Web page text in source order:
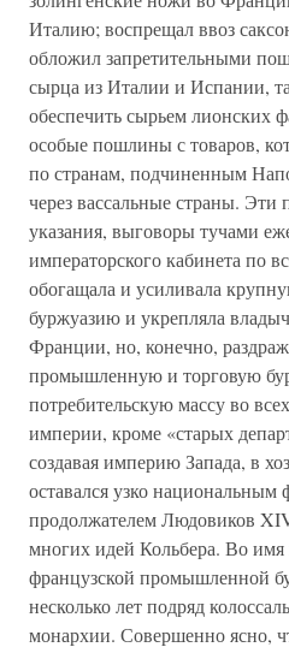
Италию; воспрещал ввоз
обложил запретительными
сырца из Италии и Испании,
обеспечить сырьем лионских
особые пошлины с товаров,
по странам, подчиненным
через вассальные страны. Эти
указания, выговоры тучами
императорского кабинета по
обогащала и усиливала
буржуазию и укрепляла
Франции, но, конечно,
промышленную и торговую
потребительскую массу во
империи, кроме «старых
создавая империю Запада, в
оставался узко национальным
продолжателем Людовиков
многих идей Кольбера. Во имя
французской промышленной
несколько лет подряд
монархии. Совершенно ясно,